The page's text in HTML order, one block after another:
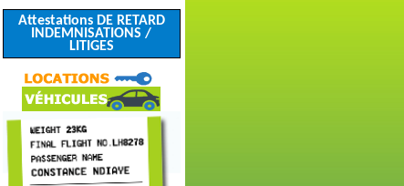
Attestations DE RETARD
INDEMNISATIONS /
LITIGES